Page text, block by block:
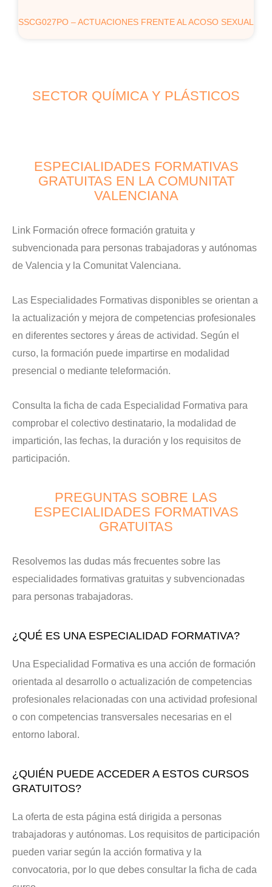
SSCG027PO – ACTUACIONES FRENTE AL ACOSO SEXUAL
SECTOR QUÍMICA Y PLÁSTICOS
ESPECIALIDADES FORMATIVAS
GRATUITAS EN LA COMUNITAT
VALENCIANA
Link Formación ofrece formación gratuita y
subvencionada para personas trabajadoras y autónomas
de Valencia y la Comunitat Valenciana.
Las Especialidades Formativas disponibles se orientan a
la actualización y mejora de competencias profesionales
en diferentes sectores y áreas de actividad. Según el
curso, la formación puede impartirse en modalidad
presencial o mediante teleformación.
Consulta la ficha de cada Especialidad Formativa para
comprobar el colectivo destinatario, la modalidad de
impartición, las fechas, la duración y los requisitos de
participación.
PREGUNTAS SOBRE LAS
ESPECIALIDADES FORMATIVAS
GRATUITAS
Resolvemos las dudas más frecuentes sobre las
especialidades formativas gratuitas y subvencionadas
para personas trabajadoras.
¿QUÉ ES UNA ESPECIALIDAD FORMATIVA?
Una Especialidad Formativa es una acción de formación
orientada al desarrollo o actualización de competencias
profesionales relacionadas con una actividad profesional
o con competencias transversales necesarias en el
entorno laboral.
¿QUIÉN PUEDE ACCEDER A ESTOS CURSOS
GRATUITOS?
La oferta de esta página está dirigida a personas
trabajadoras y autónomas. Los requisitos de participación
pueden variar según la acción formativa y la
convocatoria, por lo que debes consultar la ficha de cada